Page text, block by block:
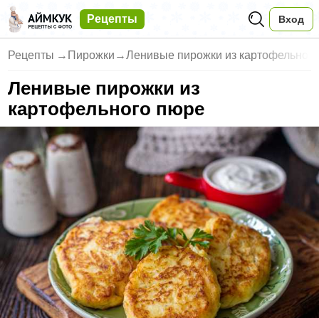
Рецепты Вход
Рецепты → Пирожки →Ленивые пирожки из картофельно
Ленивые пирожки из
картофельного пюре